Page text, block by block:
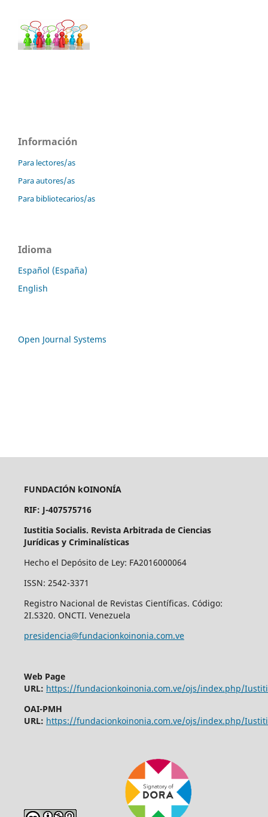
Información
Para lectores/as
Para autores/as
Para bibliotecarios/as
Idioma
Español (España)
English
Open Journal Systems
FUNDACIÓN kOINONÍA
RIF: J-407575716
Iustitia Socialis. Revista Arbitrada de Ciencias
Jurídicas y Criminalísticas
Hecho el Depósito de Ley: FA2016000064
ISSN: 2542-3371
Registro Nacional de Revistas Científicas. Código:
2I.S320. ONCTI. Venezuela
presidencia@fundacionkoinonia.com.ve
Web Page
URL: https://fundacionkoinonia.com.ve/ojs/index.php/
OAI-PMH
URL: https://fundacionkoinonia.com.ve/ojs/index.php/